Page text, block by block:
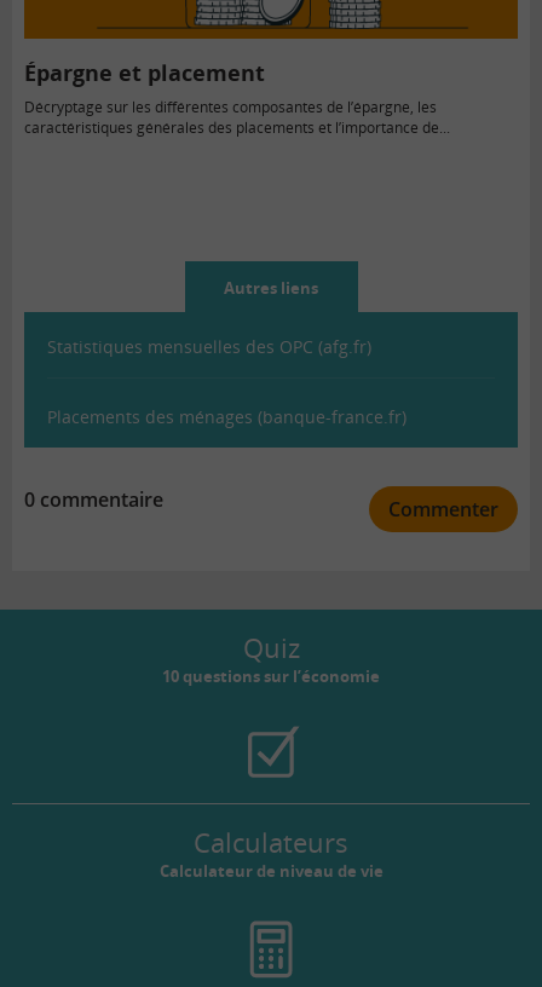
Épargne et placement
Décryptage sur les différentes composantes de l’épargne, les
caractéristiques générales des placements et l’importance de...
Autres liens
Statistiques mensuelles des OPC (afg.fr)
Placements des ménages (banque-france.fr)
0 commentaire Commenter
Quiz
10 questions sur l’économie
Calculateurs
Calculateur de niveau de vie